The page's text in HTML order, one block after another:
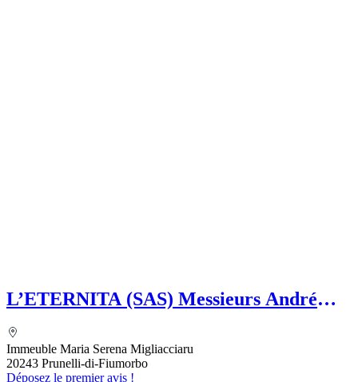
L’ETERNITA (SAS) Messieurs André
Immeuble Maria Serena Migliacciaru
20243 Prunelli-di-Fiumorbo
Déposez le premier avis !